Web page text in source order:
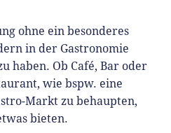
ohne ein besonderes
in der Gastronomie
haben. Ob Café, Bar oder
wie bspw. eine
Markt zu behaupten,
bieten.